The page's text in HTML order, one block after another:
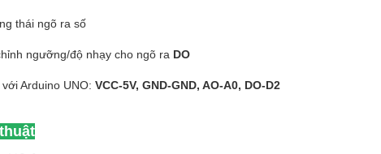
thái ngõ ra số
ngưỡng/độ nhạy cho ngõ ra DO
Arduino UNO: VCC-5V, GND-GND, AO-A0, DO-D2